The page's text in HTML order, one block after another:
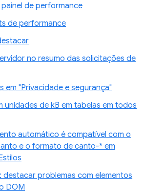
de performance
de performance
no resumo das solicitações de
em "Privacidade e segurança"
unidades de kB em tabelas em todos
automático é compatível com o
e o formato de canto-* em
destacar problemas com elementos
DOM